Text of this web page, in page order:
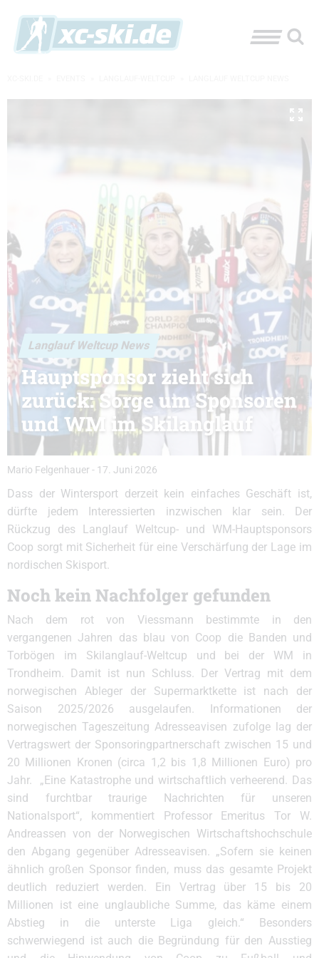
Langlauf Weltcup News
Hauptsponsor zieht sich
zurück: Sorge um Sponsoren
und WM im Skilanglauf
Mario Felgenhauer - 17. Juni 2026
Dass der Wintersport derzeit kein einfaches Geschäft ist,
dürfte jedem Interessierten inzwischen klar sein. Der
Rückzug des Langlauf Weltcup- und WM-Hauptsponsors
Coop sorgt mit Sicherheit für eine Verschärfung der Lage im
nordischen Skisport.
Noch kein Nachfolger gefunden
Nach dem rot von Viessmann bestimmte in den
vergangenen Jahren das blau von Coop die Banden und
Torbögen im Skilanglauf-Weltcup und bei der WM in
Trondheim. Damit ist nun Schluss. Der Vertrag mit dem
norwegischen Ableger der Supermarktkette ist nach der
Saison 2025/2026 ausgelaufen. Informationen der
norwegischen Tageszeitung Adresseavisen zufolge lag der
Vertragswert der Sponsoringpartnerschaft zwischen 15 und
20 Millionen Kronen (circa 1,2 bis 1,8 Millionen Euro) pro
Jahr. „Eine Katastrophe und wirtschaftlich verheerend. Das
sind furchtbar traurige Nachrichten für unseren
Nationalsport“, kommentiert Professor Emeritus Tor W.
Andreassen von der Norwegischen Wirtschaftshochschule
den Abgang gegenüber Adresseavisen. „Sofern sie keinen
ähnlich großen Sponsor finden, muss das gesamte Projekt
deutlich reduziert werden. Ein Vertrag über 15 bis 20
Millionen ist eine unglaubliche Summe, das käme einem
Abstieg in die unterste Liga gleich.“ Besonders
schwerwiegend ist auch die Begründung für den Ausstieg